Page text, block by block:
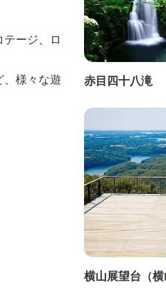
ージ、ロ
様々な遊
赤目四十八滝
横山展望台（横